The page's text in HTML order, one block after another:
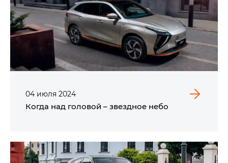
04 июля 2024
Когда над головой – звездное небо